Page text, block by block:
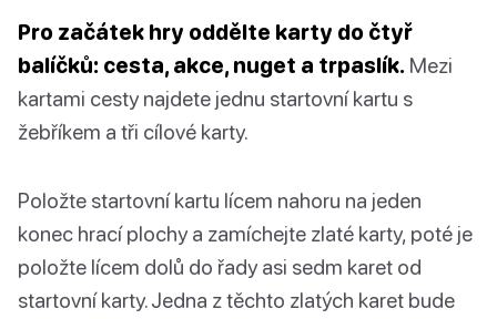
Pro začátek hry oddělte karty do čtyř
balíčků: cesta, akce, nuget a trpaslík. Mezi
kartami cesty najdete jednu startovní kartu s
žebříkem a tři cílové karty.
Položte startovní kartu lícem nahoru na jeden
konec hrací plochy a zamíchejte zlaté karty, poté je
položte lícem dolů do řady asi sedm karet od
startovní karty. Jedna z těchto zlatých karet bude